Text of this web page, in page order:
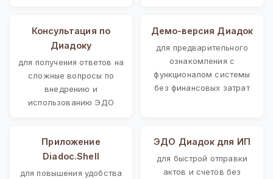
Консультация по
Диадоку
для получения ответов на
сложные вопросы по
внедрению и
использованию ЭДО
Демо-версия Диадок
для предварительного
ознакомления с
функционалом системы
без финансовых затрат
Приложение
Diadoc.Shell
для повышения удобства
ЭДО Диадок для ИП
для быстрой отправки
актов и счетов без